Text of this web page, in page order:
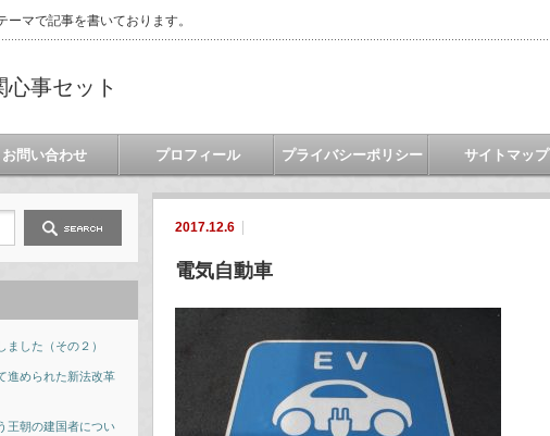
マで記事を書いております。
事セット
お問い合わせ プロフィール プライバシーポリシー サイトマップ
2017.12.6
電気自動車
ました（その２）
進められた新法改革
王朝の建国者につい